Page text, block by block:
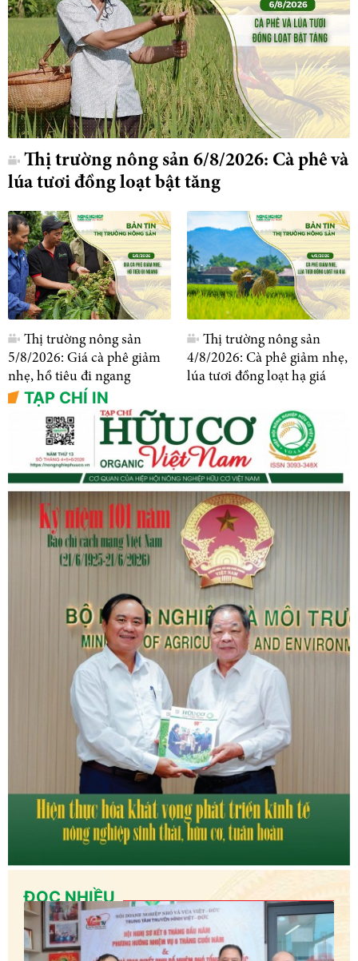
Thị trường nông sản 6/8/2026: Cà phê và
lúa tươi đồng loạt bật tăng
Thị trường nông sản
5/8/2026: Giá cà phê giảm
nhẹ, hồ tiêu đi ngang
Thị trường nông sản
4/8/2026: Cà phê giảm nhẹ,
lúa tươi đồng loạt hạ giá
TẠP CHÍ IN
ĐỌC NHIỀU